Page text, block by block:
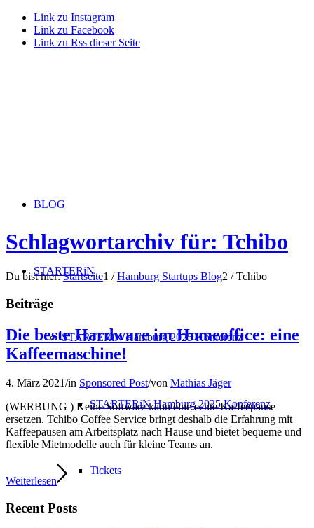
Link zu Instagram
Link zu Facebook
Link zu Rss dieser Seite
BLOG
STARTERiN
STARTERiN Hamburg 2025 Konferenz
STARTERiN Hamburg 2025 Konferenz
Tickets
Schlagwortarchiv für: Tchibo
Du bist hier: Startseite1 / Hamburg Startups Blog2 / Tchibo
Beiträge
Die beste Hardware im Homeoffice: eine
Kaffeemaschine!
4. März 2021/in Sponsored Post/von Mathias Jäger
(WERBUNG ) Keine Software kann eine echte Kaffeepause
ersetzen. Tchibo Coffee Service bringt deshalb die Erfahrung mit
Kaffeepausen am Arbeitsplatz nach Hause und bietet bequeme und
flexible Mietmodelle auch für kleine Teams an.
Weiterlesen
Recent Posts